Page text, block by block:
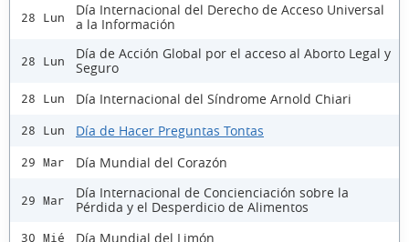
28 Lun
Día Internacional del Derecho de Acceso Universal
a la Información
28 Lun
Día de Acción Global por el acceso al Aborto Legal y
Seguro
28 Lun Día Internacional del Síndrome Arnold Chiari
28 Lun Día de Hacer Preguntas Tontas
29 Mar Día Mundial del Corazón
29 Mar
Día Internacional de Concienciación sobre la
Pérdida y el Desperdicio de Alimentos
30 Mié Día Mundial del Limón